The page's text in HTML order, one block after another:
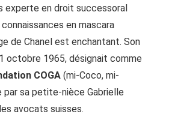
experte en droit successoral
en mascara
de Chanel est enchantant. Son
octobre 1965, désignait comme
COGA (mi-Coco, mi-
par sa petite-nièce Gabrielle
avocats suisses.